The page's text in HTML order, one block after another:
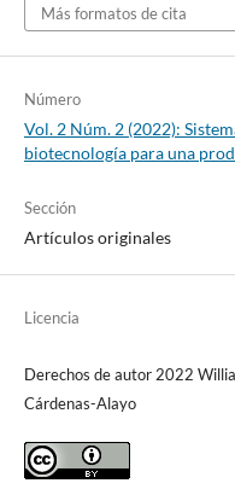
Más formatos de cita
Número
Vol. 2 Núm. 2 (2022):
biotecnología para una
Sección
Artículos originales
Licencia
Derechos de autor 2022
Cárdenas-Alayo